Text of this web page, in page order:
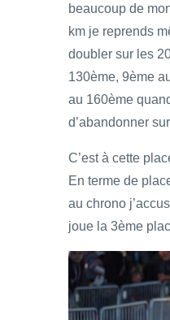
beaucoup de
km je reprends
doubler sur les
130ème, 9ème
au 160ème
d’abandonner
C’est à cette
En terme de
au chrono
joue la 3ème